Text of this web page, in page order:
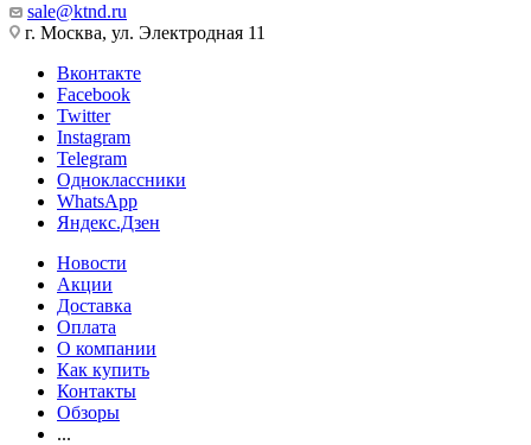
sale@ktnd.ru
г. Москва, ул. Электродная 11
Вконтакте
Facebook
Twitter
Instagram
Telegram
Одноклассники
WhatsApp
Яндекс.Дзен
Новости
Акции
Доставка
Оплата
О компании
Как купить
Контакты
Обзоры
...